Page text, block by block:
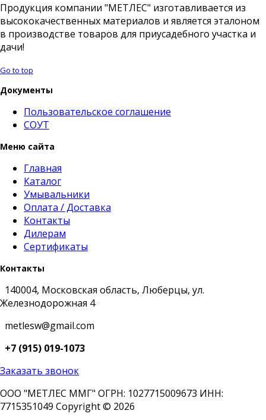
Продукция компании "МЕТЛЕС" изготавливается из
высококачественных материалов и является эталоном
в производстве товаров для приусадебного участка и
дачи!
Go to top
Документы
Пользовательское соглашение
СОУТ
Меню сайта
Главная
Каталог
Умывальники
Оплата / Доставка
Контакты
Дилерам
Сертификаты
Контакты
140004, Московская область, Люберцы, ул.
Железнодорожная 4
metlesw@gmail.com
+7 (915) 019-1073
Заказать звонок
ООО "МЕТЛЕС ММГ" ОГРН: 1027715009673 ИНН:
7715351049 Copyright © 2026